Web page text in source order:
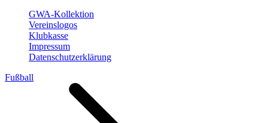
GWA-Kollektion
Vereinslogos
Klubkasse
Impressum
Datenschutzerklärung
Fußball